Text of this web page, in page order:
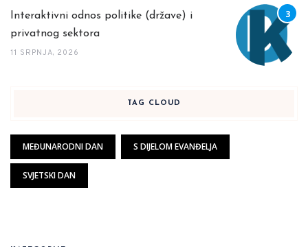
Interaktivni odnos politike (države) i
privatnog sektora
11 SRPNJA, 2026
TAG CLOUD
MEĐUNARODNI DAN S DIJELOM EVANĐELJA
SVJETSKI DAN